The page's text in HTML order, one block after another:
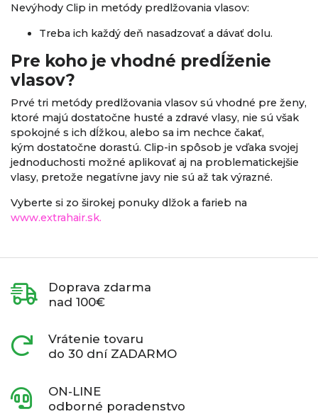
Nevýhody Clip in metódy predlžovania vlasov:
Treba ich každý deň nasadzovať a dávať dolu.
Pre koho je vhodné predĺženie
vlasov?
Prvé tri metódy predlžovania vlasov sú vhodné pre ženy,
ktoré majú dostatočne husté a zdravé vlasy, nie sú však
spokojné s ich dĺžkou, alebo sa im nechce čakať,
kým dostatočne dorastú. Clip-in spôsob je vďaka svojej
jednoduchosti možné aplikovať aj na problematickejšie
vlasy, pretože negatívne javy nie sú až tak výrazné.
Vyberte si zo širokej ponuky dlžok a farieb na
www.extrahair.sk.
Doprava zdarma
nad 100€
Vrátenie tovaru
do 30 dní ZADARMO
ON-LINE
odborné poradenstvo